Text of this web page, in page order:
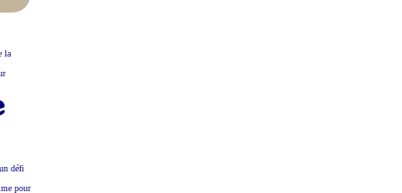
la
défi
pour